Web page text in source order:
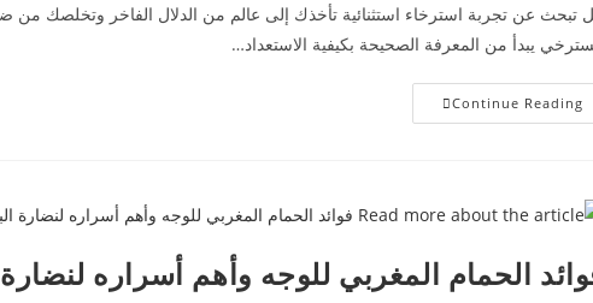
تبحث عن تجربة استرخاء استثنائية تأخذك إلى عالم من الدلال الفاخر وتخلصك
يبدأ من المعرفة الصحيحة بكيفية الاستعداد…
Continue Reading
الحمام المغربي للوجه وأهم أسراره